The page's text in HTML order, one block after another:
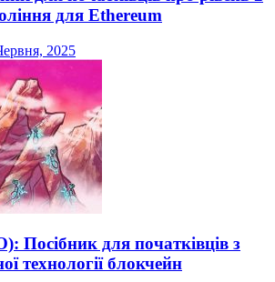
для Ethereum
2025
Посібник для початківців з
технології блокчейн